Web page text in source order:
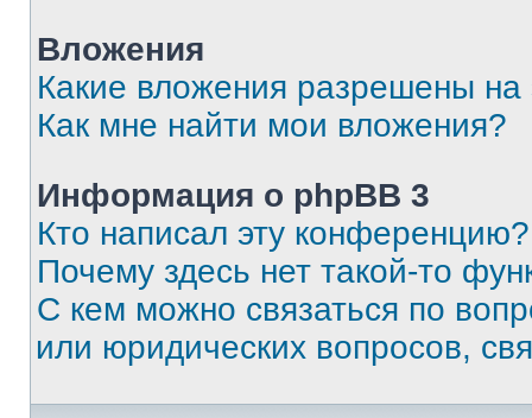
Вложения
Какие вложения разрешены
Как мне найти мои вложения?
Информация о phpBB 3
Кто написал эту конференцию?
Почему здесь нет такой-то
С кем можно связаться по
или юридических вопросов,